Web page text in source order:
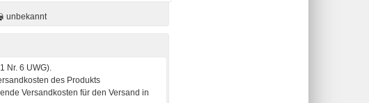
unbekannt